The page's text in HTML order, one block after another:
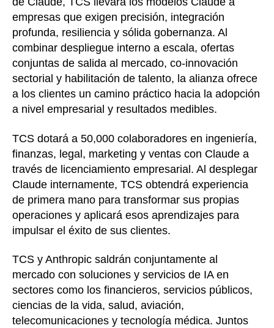
empresas que exigen precisión, integración
profunda, resiliencia y sólida gobernanza. Al
combinar despliegue interno a escala, ofertas
conjuntas de salida al mercado, co-innovación
sectorial y habilitación de talento, la alianza ofrece
a los clientes un camino práctico hacia la adopción
a nivel empresarial y resultados medibles.
TCS dotará a 50,000 colaboradores en ingeniería,
finanzas, legal, marketing y ventas con Claude a
través de licenciamiento empresarial. Al desplegar
Claude internamente, TCS obtendrá experiencia
de primera mano para transformar sus propias
operaciones y aplicará esos aprendizajes para
impulsar el éxito de sus clientes.
TCS y Anthropic saldrán conjuntamente al
mercado con soluciones y servicios de IA en
sectores como los financieros, servicios públicos,
ciencias de la vida, salud, aviación,
telecomunicaciones y tecnología médica. Juntos